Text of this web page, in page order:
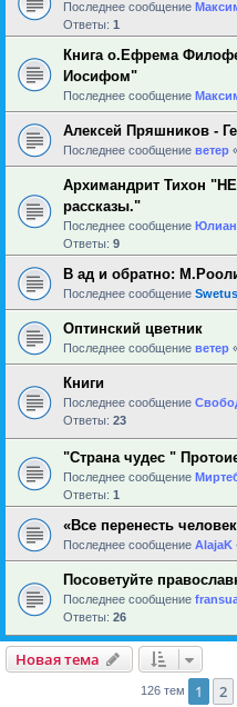
Последнее сообщение
Ответы: 1
Книга о.Ефрема
Иосифом"
Последнее сообщение
Алексей Пряшников -
Последнее сообщение ветер
Архимандрит Тихон
рассказы."
Последнее сообщение
Ответы: 9
В ад и обратно:
Последнее сообщение
Оптинский цветник
Последнее сообщение ветер
Книги
Последнее сообщение
Ответы: 23
"Страна чудес "
Последнее сообщение
Ответы: 1
«Все перенесть
Последнее сообщение AlajaK
Посоветуйте
Последнее сообщение
Ответы: 26
Новая тема
126 тем 1 2